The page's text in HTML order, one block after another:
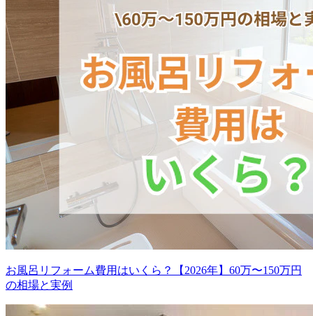
お風呂リフォーム費用はいくら？【2026年】60万〜150万円
の相場と実例